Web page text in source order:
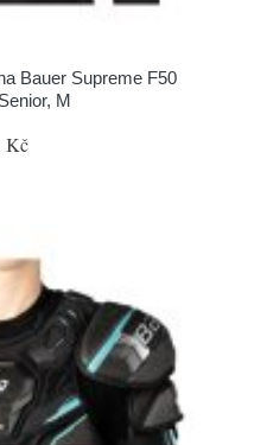
Bauer Supreme F50
M
Kč